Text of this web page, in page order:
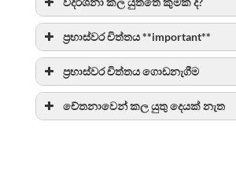
ප්‍රභාස්වර චිත්තය **important**
ප්‍රභාස්වර චිත්තය ගොඩනැගීම
චේතනාවෙන් කල යුතු දෙයක් නැත